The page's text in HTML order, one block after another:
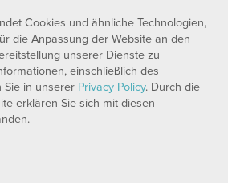
Cookies und ähnliche Technologien,
die Anpassung der Website an den
unserer Dienste zu
einschließlich des
Sie in unserer Privacy Policy. Durch die
erklären Sie sich mit diesen